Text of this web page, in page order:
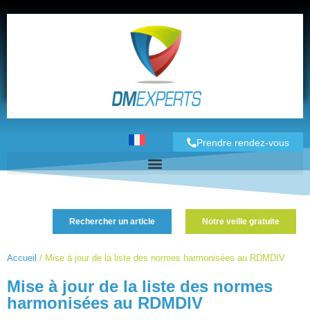
Prendre rendez-vous
Accueil / Mise à jour de la liste des normes harmonisées au RDMDIV
Mise à jour de la liste des normes
harmonisées au RDMDIV
Rechercher un article Notre veille gratuite